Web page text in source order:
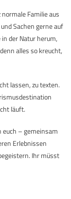
Familie aus
Sachen gerne auf
der Natur herum,
alles so kreucht,
lassen, zu texten.
läuft.
euch – gemeinsam
Erlebnissen
Ihr müsst